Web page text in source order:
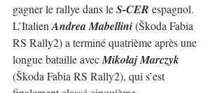
gagner le rallye dans le S-CER espagnol.
L’Italien Andrea Mabellini (Škoda Fabia
RS Rally2) a terminé quatrième après une
longue bataille avec Mikołaj Marczyk
(Škoda Fabia RS Rally2), qui s’est